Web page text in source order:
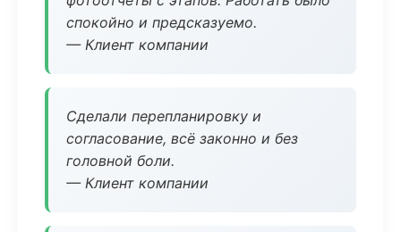
спокойно и предсказуемо.
— Клиент компании
Сделали перепланировку и
согласование, всё законно и без
головной боли.
— Клиент компании